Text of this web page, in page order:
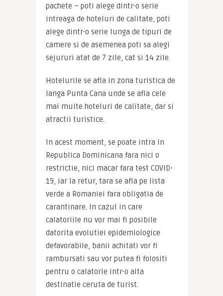
pachete – poti alege dintr-o serie
intreaga de hoteluri de calitate, poti
alege dintr-o serie lunga de tipuri de
camere si de asemenea poti sa alegi
sejururi atat de 7 zile, cat si 14 zile.
Hotelurile se afla in zona turistica de
langa Punta Cana unde se afla cele
mai multe hoteluri de calitate, dar si
atractii turistice.
In acest moment, se poate intra in
Republica Dominicana fara nici o
restrictie, nici macar fara test COVID-
19, iar la retur, tara se afla pe lista
verde a Romaniei fara obligatia de
carantinare. In cazul in care
calatoriile nu vor mai fi posibile
datorita evolutiei epidemiologice
defavorabile, banii achitati vor fi
rambursati sau vor putea fi folositi
pentru o calatorie intr-o alta
destinatie ceruta de turist.